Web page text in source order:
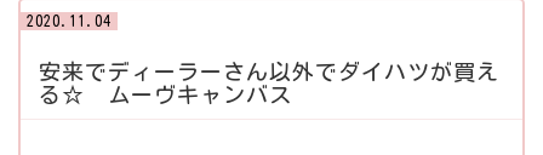
2020.11.04
安来でディーラーさん以外でダイハツが買え
る☆ ムーヴキャンバス